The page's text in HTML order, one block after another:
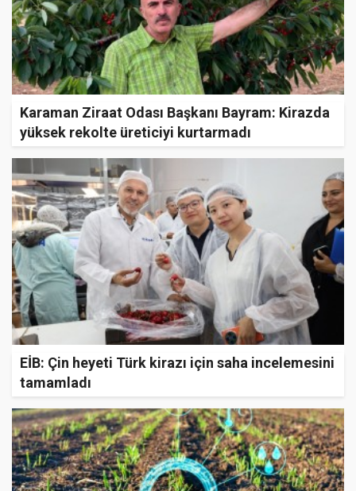
Karaman Ziraat Odası Başkanı Bayram: Kirazda
yüksek rekolte üreticiyi kurtarmadı
EİB: Çin heyeti Türk kirazı için saha incelemesini
tamamladı